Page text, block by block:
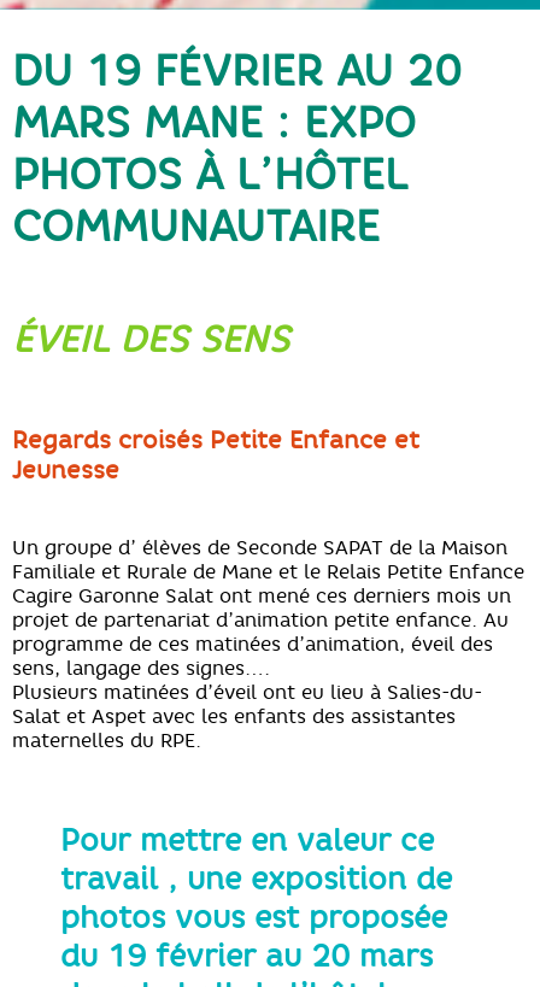
DU 19 FÉVRIER AU 20
MARS MANE : EXPO
PHOTOS À L’HÔTEL
COMMUNAUTAIRE
ÉVEIL DES SENS
Regards croisés Petite Enfance et
Jeunesse
Un groupe d’ élèves de Seconde SAPAT de la Maison
Familiale et Rurale de Mane et le Relais Petite Enfance
Cagire Garonne Salat ont mené ces derniers mois un
projet de partenariat d’animation petite enfance. Au
programme de ces matinées d’animation, éveil des
sens, langage des signes….
Plusieurs matinées d’éveil ont eu lieu à Salies-du-
Salat et Aspet avec les enfants des assistantes
maternelles du RPE.
Pour mettre en valeur ce
travail , une exposition de
photos vous est proposée
du 19 février au 20 mars